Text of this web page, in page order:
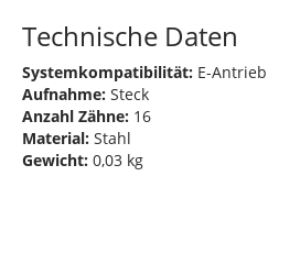
Technische Daten
Systemkompatibilität: E-Antrieb
Aufnahme: Steck
Anzahl Zähne: 16
Material: Stahl
Gewicht: 0,03 kg